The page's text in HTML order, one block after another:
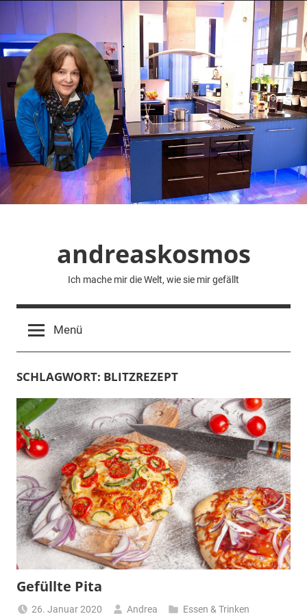
Inhalt
springen
andreaskosmos
Ich mache mir die Welt, wie sie mir gefällt
Menü
SCHLAGWORT: BLITZREZEPT
Gefüllte Pita
26. Januar 2020 Andrea Essen & Trinken